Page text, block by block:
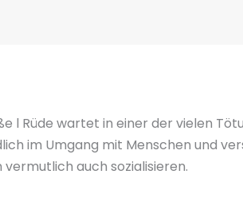
l Rüde wartet in einer der vielen
im Umgang mit Menschen und
vermutlich auch sozialisieren.